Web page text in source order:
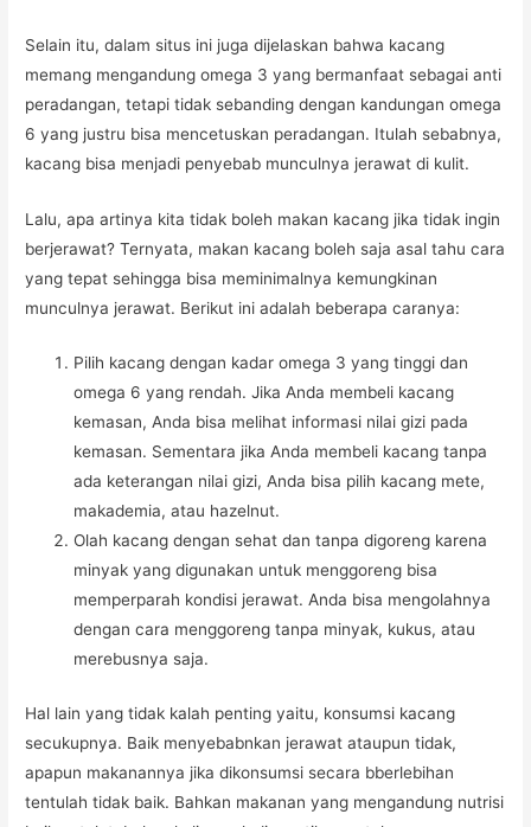
Selain itu, dalam situs ini juga dijelaskan bahwa kacang
memang mengandung omega 3 yang bermanfaat sebagai anti
peradangan, tetapi tidak sebanding dengan kandungan omega
6 yang justru bisa mencetuskan peradangan. Itulah sebabnya,
kacang bisa menjadi penyebab munculnya jerawat di kulit.
Lalu, apa artinya kita tidak boleh makan kacang jika tidak ingin
berjerawat? Ternyata, makan kacang boleh saja asal tahu cara
yang tepat sehingga bisa meminimalnya kemungkinan
munculnya jerawat. Berikut ini adalah beberapa caranya:
Pilih kacang dengan kadar omega 3 yang tinggi dan
omega 6 yang rendah. Jika Anda membeli kacang
kemasan, Anda bisa melihat informasi nilai gizi pada
kemasan. Sementara jika Anda membeli kacang tanpa
ada keterangan nilai gizi, Anda bisa pilih kacang mete,
makademia, atau hazelnut.
Olah kacang dengan sehat dan tanpa digoreng karena
minyak yang digunakan untuk menggoreng bisa
memperparah kondisi jerawat. Anda bisa mengolahnya
dengan cara menggoreng tanpa minyak, kukus, atau
merebusnya saja.
Hal lain yang tidak kalah penting yaitu, konsumsi kacang
secukupnya. Baik menyebabnkan jerawat ataupun tidak,
apapun makanannya jika dikonsumsi secara bberlebihan
tentulah tidak baik. Bahkan makanan yang mengandung nutrisi